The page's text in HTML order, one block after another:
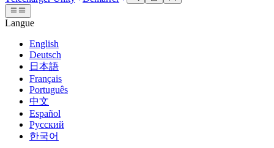
Moteur Unity
Créez des jeux 2D et 3D pour n'importe quelle plateforme
Collaboration
Collaborez et itérez rapidement avec votre équipe
Télécharger Unity
Offres et tarifs
Déployez
Multiplateforme
Collaboration 3D
Construisez et révisez des projets 3D en temps réel
Formation immersive
Entraînez-vous dans des environnements immersifs
Expériences client
Créez des expériences interactives 3D
Secteurs
Fabrication
Documentation
Outils de développement
Versions de publication et suivi des problèmes
Feuille de route
Examiner les fonctionnalités à venir
Glossaire
Discussions
Événements
Événements mondiaux et locaux
Histoires de la communauté
Made with Unity
Mise en avant des créateurs Unity
Unity Learn
Maîtrisez les compétences Unity gratuitement
Formation professionnelle
Améliorez votre équipe avec des formateurs Unity
Vous découvrez Unity ?
Démarrer
Démarrez votre apprentissage
Parcours essentiels Unity
Obtenir de l'aide
Vous aider à réussir avec Unity
Plans de succès
Atteignez vos objectifs plus rapidement avec un support expert
FAQ
Réponses aux questions courantes
Contactez-nous.
Connectez-vous avec notre équipe
Langue
English
Deutsch
日本語
Français
Português
中文
Español
Русский
한국어